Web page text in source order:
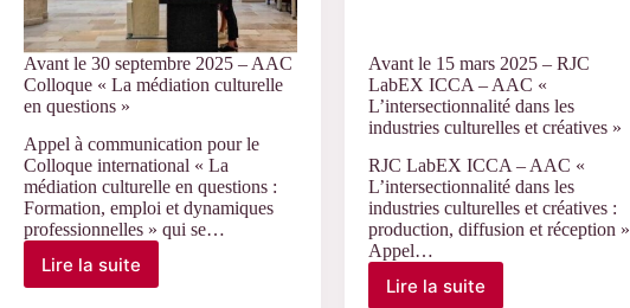
Avant le 30 septembre 2025 – AAC
Colloque « La médiation culturelle
en questions »
Appel à communication pour le
Colloque international « La
médiation culturelle en questions :
Formation, emploi et dynamiques
professionnelles » qui se…
Lire la suite
Avant
Avant le 15 mars 2025 – RJC
LabEX ICCA – AAC «
L’intersectionnalité dans les
industries culturelles et créatives »
RJC LabEX ICCA – AAC «
L’intersectionnalité dans les
industries culturelles et créatives :
production, diffusion et réception »
Appel…
Lire la suite
Avant